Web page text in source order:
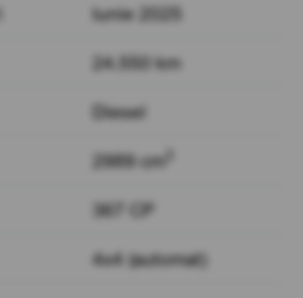
Iunie 2025
24.550 km
Diesel
2989 cm
367 CP
4x4 (automat)